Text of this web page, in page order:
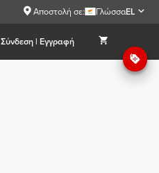
Αποστολή σε: ΓλώσσαEL
Σύνδεση | Εγγραφή